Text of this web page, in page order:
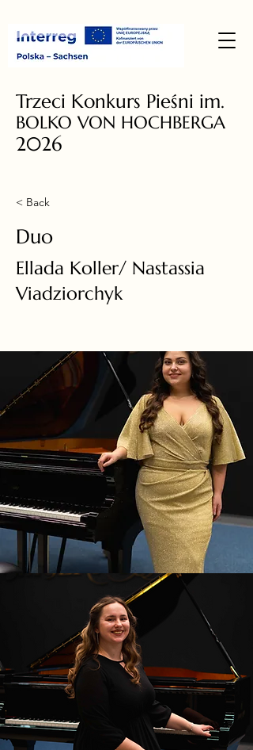
Trzeci Konkurs Pieśni im.
BOLKO VON HOCHBERGA
2026
< Back
Duo
Ellada Koller/ Nastassia
Viadziorchyk